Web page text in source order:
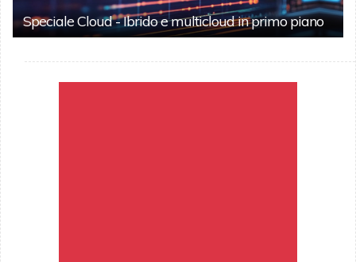
Speciale Cloud - Ibrido e multicloud in primo piano